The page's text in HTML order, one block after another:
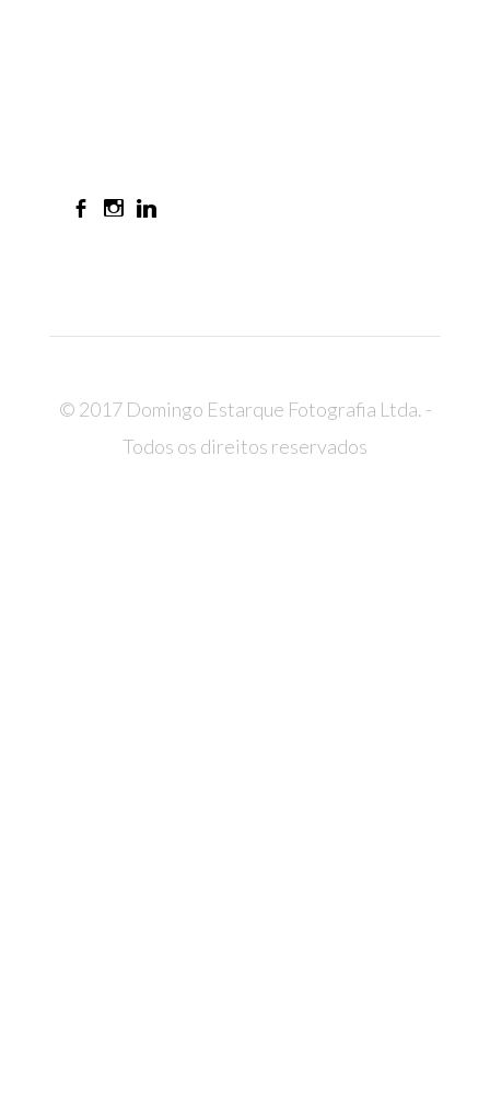
© 2017 Domingo Estarque Fotografia Ltda. -
Todos os direitos reservados